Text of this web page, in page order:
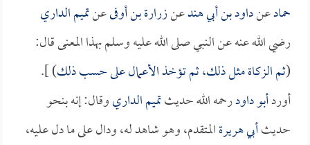
حمادعنداود بن أبي هندعنزرارة بن أوفىعنتميم الداري
رضي الله عنه عن النبي صلى الله عليه وسلم بهذا المعنى قال:
(ثم الزكاة مثل ذلك، ثم تؤخذ الأعمال على حسب ذلك) ].
أوردأبو داودرحمه الله حديثتميم الداريوقال: إنه بنحو
حديثأبي هريرةالمتقدم، وهو شاهد له، ودال على ما دل عليه،